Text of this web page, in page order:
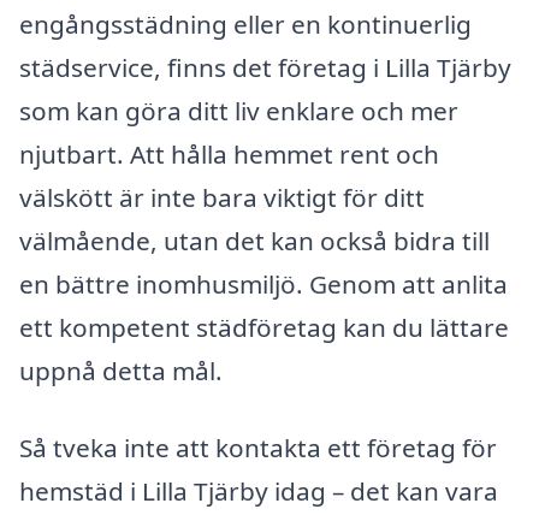
engångsstädning eller en kontinuerlig
städservice, finns det företag i Lilla Tjärby
som kan göra ditt liv enklare och mer
njutbart. Att hålla hemmet rent och
välskött är inte bara viktigt för ditt
välmående, utan det kan också bidra till
en bättre inomhusmiljö. Genom att anlita
ett kompetent städföretag kan du lättare
uppnå detta mål.
Så tveka inte att kontakta ett företag för
hemstäd i Lilla Tjärby idag – det kan vara